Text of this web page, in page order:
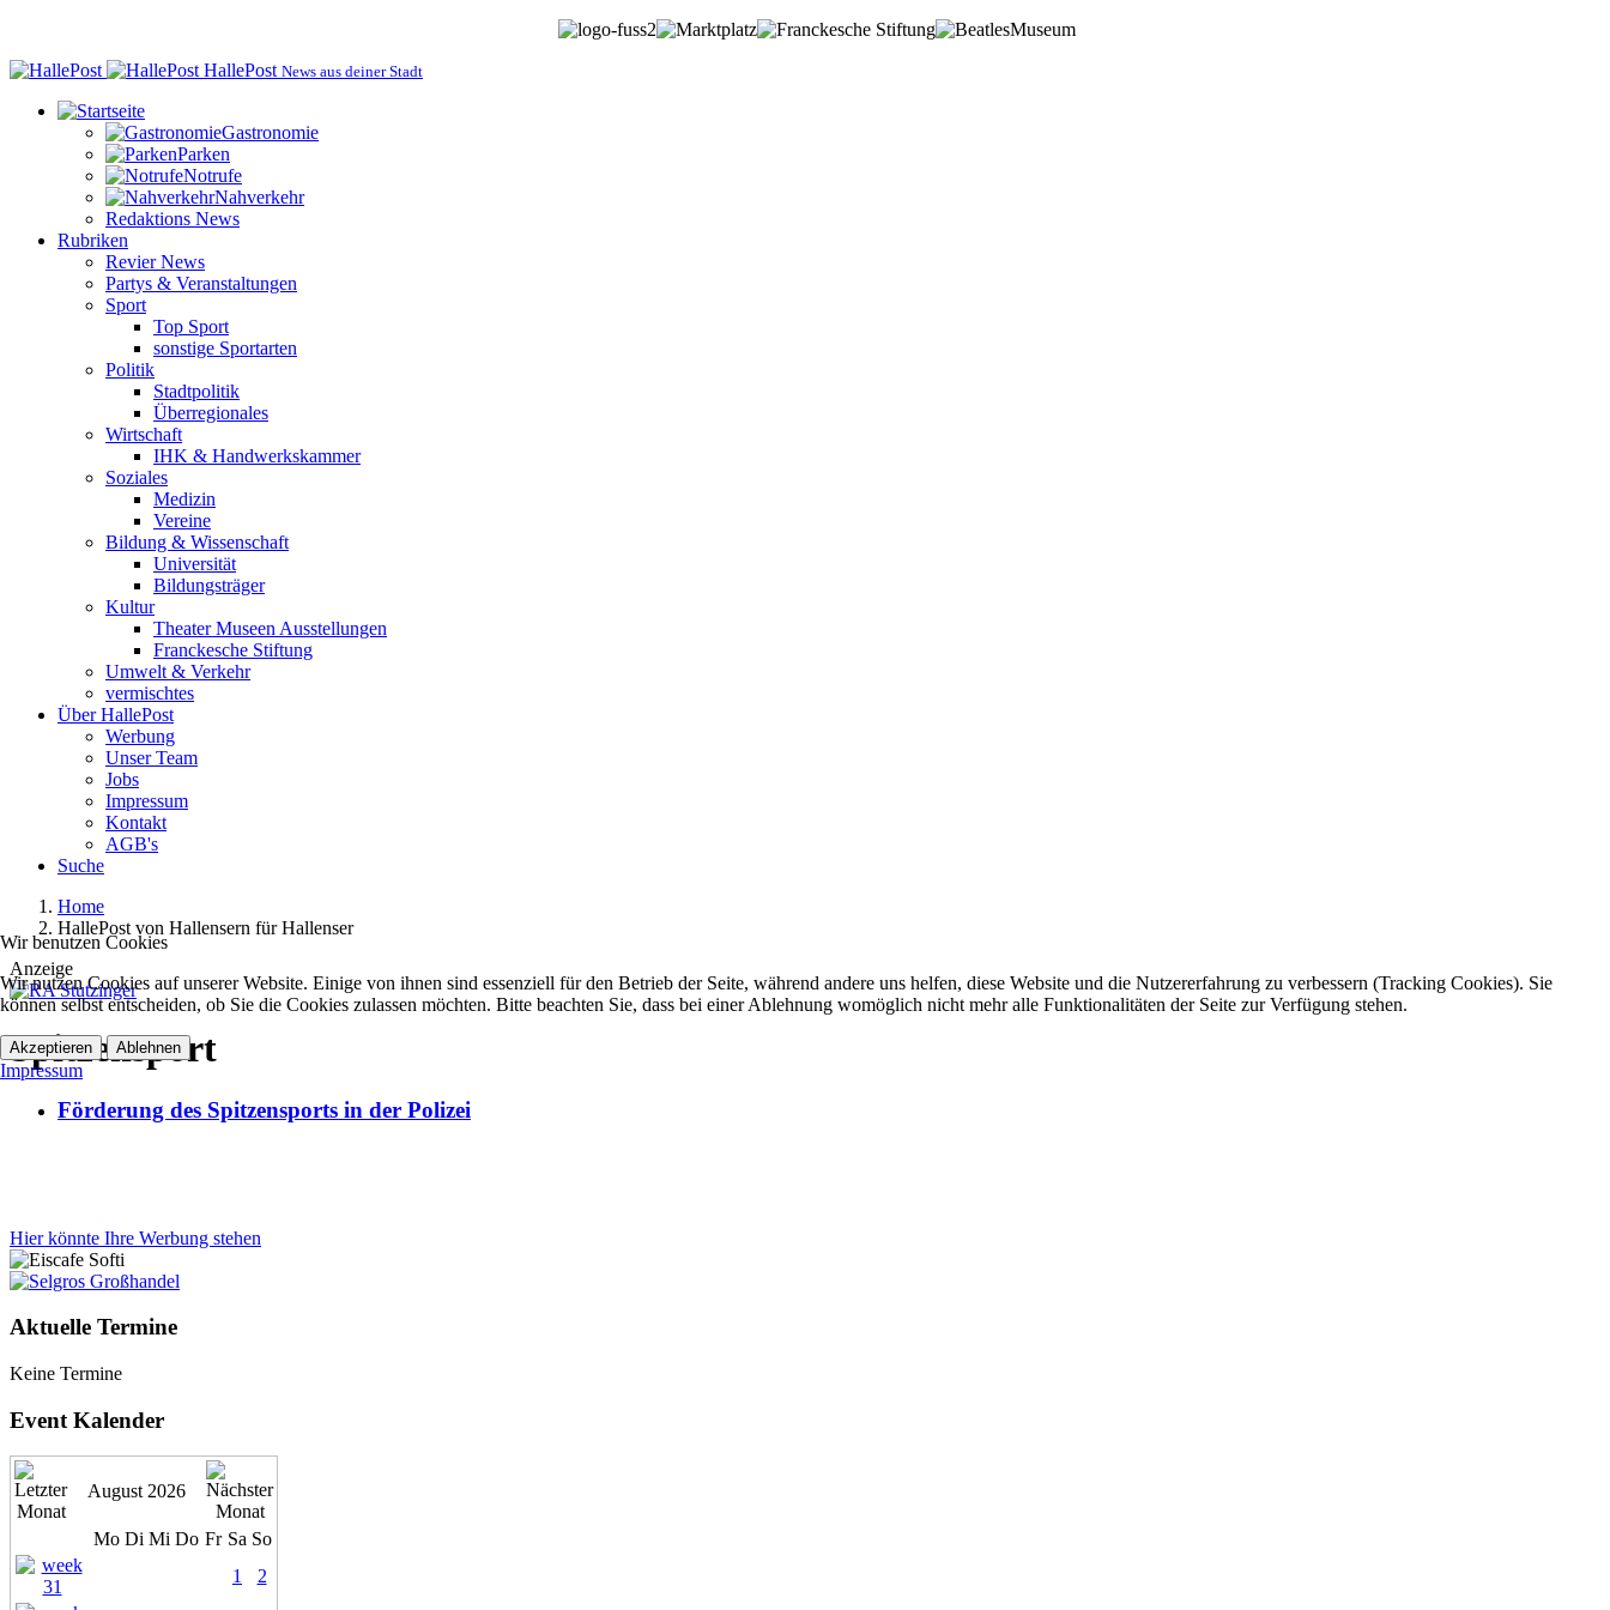
HallePost News aus deiner Stadt
Gastronomie
Parken
Notrufe
Nahverkehr
Redaktions News
Rubriken
Revier News
Partys & Veranstaltungen
Sport
Top Sport
sonstige Sportarten
Politik
Stadtpolitik
Überregionales
Wirtschaft
IHK & Handwerkskammer
Soziales
Medizin
Vereine
Bildung & Wissenschaft
Universität
Bildungsträger
Kultur
Theater Museen Ausstellungen
Franckesche Stiftung
Umwelt & Verkehr
vermischtes
Über HallePost
Werbung
Unser Team
Jobs
Impressum
Kontakt
AGB's
Suche
Home
HallePost von Hallensern für Hallenser
Anzeige
Spitzensport
Förderung des Spitzensports in der Polizei
Hier könnte Ihre Werbung stehen
Aktuelle Termine
Keine Termine
Event Kalender
August 2026
Mo Di Mi Do Fr Sa So
1
2
Wir benutzen Cookies
Wir nutzen Cookies auf unserer Website. Einige von ihnen sind essenziell für den Betrieb der Seite, während andere uns helfen, diese Website und die Nutzererfahrung zu verbessern (Tracking Cookies). Sie
können selbst entscheiden, ob Sie die Cookies zulassen möchten. Bitte beachten Sie, dass bei einer Ablehnung womöglich nicht mehr alle Funktionalitäten der Seite zur Verfügung stehen.
Akzeptieren Ablehnen
Impressum